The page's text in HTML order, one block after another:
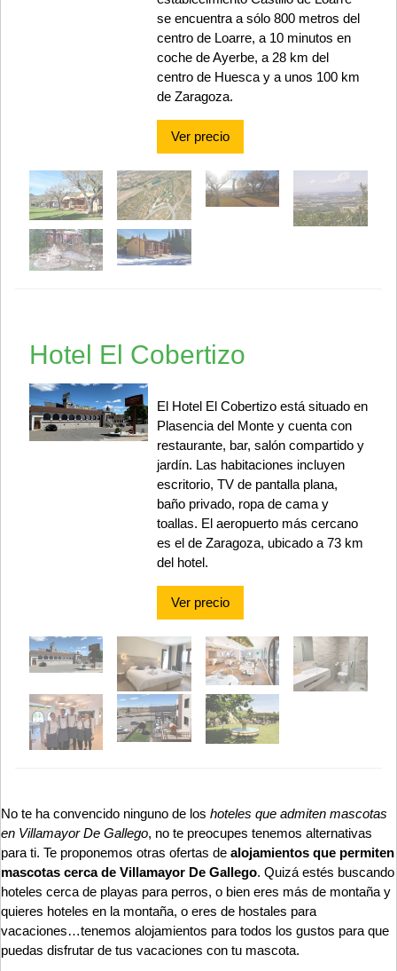
se encuentra a sólo 800 metros del
centro de Loarre, a 10 minutos en
coche de Ayerbe, a 28 km del
centro de Huesca y a unos 100 km
de Zaragoza.
Ver precio
Hotel El Cobertizo
El Hotel El Cobertizo está situado en
Plasencia del Monte y cuenta con
restaurante, bar, salón compartido y
jardín. Las habitaciones incluyen
escritorio, TV de pantalla plana,
baño privado, ropa de cama y
toallas. El aeropuerto más cercano
es el de Zaragoza, ubicado a 73 km
del hotel.
Ver precio
No te ha convencido ninguno de los hoteles que admiten mascotas
en Villamayor De Gallego, no te preocupes tenemos alternativas
para ti. Te proponemos otras ofertas de alojamientos que permiten
mascotas cerca de Villamayor De Gallego. Quizá estés buscando
hoteles cerca de playas para perros, o bien eres más de montaña y
quieres hoteles en la montaña, o eres de hostales para
vacaciones…tenemos alojamientos para todos los gustos para que
puedas disfrutar de tus vacaciones con tu mascota.